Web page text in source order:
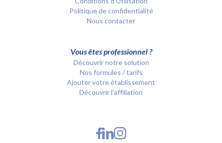
Politique de confidentialité
Nous contacter
Vous êtes professionnel ?
Découvrir notre solution
Nos formules / tarifs
Ajouter votre établissement
Découvrir l'affiliation